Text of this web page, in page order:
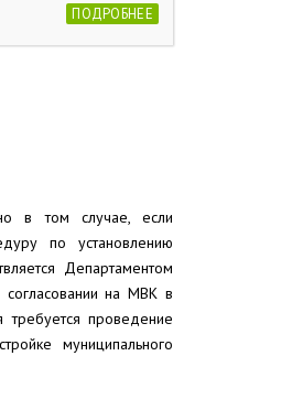
ПОДРОБНЕЕ
в том случае, если
по установлению
Департаментом
на МВК в
требуется проведение
муниципального